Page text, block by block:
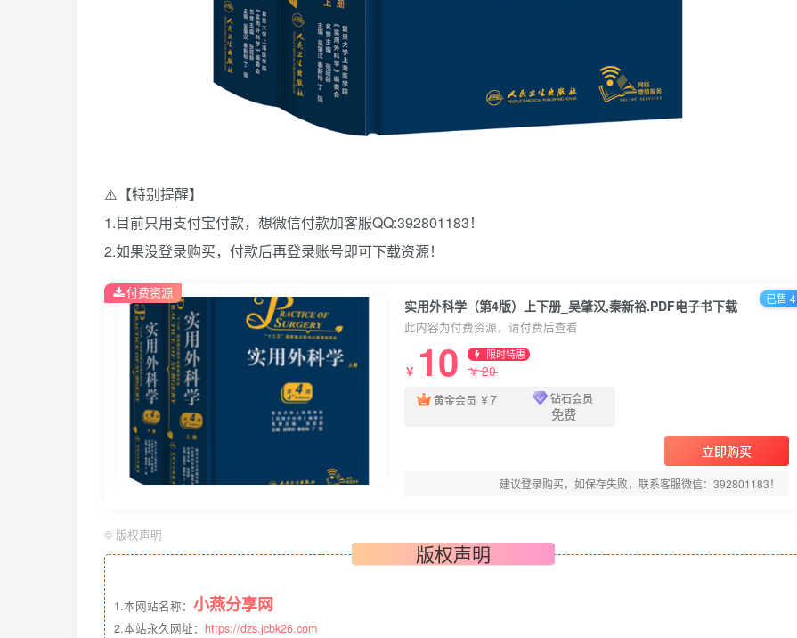
⚠️【特别提醒】
1.目前只用支付宝付款，想微信付款加客服QQ:392801183！
2.如果没登录购买，付款后再登录账号即可下载资源！
实用外科学（第4版）上下册_吴肇汉,秦新裕.PDF电子书下载
此内容为付费资源，请付费后查看
￥ 10 限时特惠
￥20
黄金会员 ￥7 钻石会员
免费
立即购买
建议登录购买，如保存失败，联系客服微信：392801183！
付费资源 已售 4
© 版权声明
版权声明
1.本网站名称： 小燕分享网
2.本站永久网址： https://dzs.jcbk26.com